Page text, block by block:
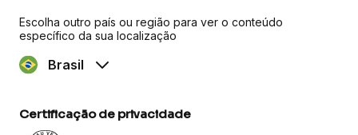
Escolha outro país ou região para ver o conteúdo
específico da sua localização
Brasil
Certificação de privacidade